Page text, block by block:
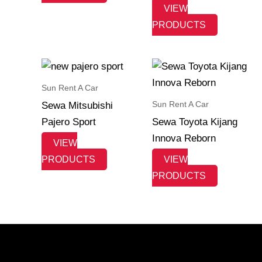
VIEW
PRODUCTS
Sun Rent A Car
Sewa Mitsubishi
Pajero Sport
VIEW
PRODUCTS
Sun Rent A Car
Sewa Toyota Kijang
Innova Reborn
VIEW
PRODUCTS